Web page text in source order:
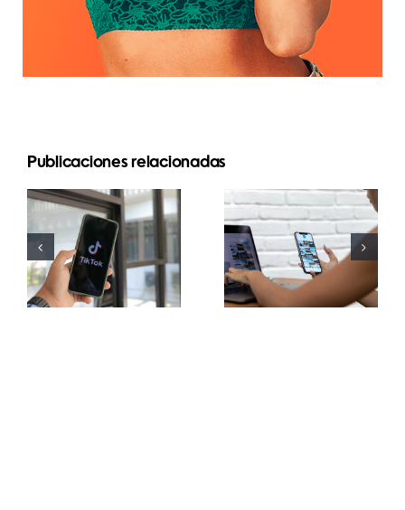
Publicaciones relacionadas
Maximizar el
alcance:
Herramientas
efectivas de
publicación
cruzada
plataformas
para
encontrar
ideas de
UGC
(Contenido